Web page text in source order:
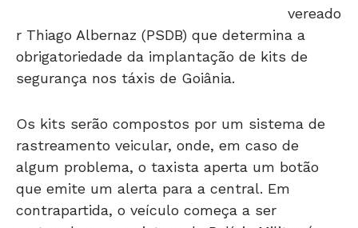
r Thiago Albernaz (PSDB) que determina a
obrigatoriedade da implantação de kits de
segurança nos táxis de Goiânia.
rastreamento veicular, onde, em caso de
algum problema, o taxista aperta um botão
que emite um alerta para a central. Em
contrapartida, o veículo começa a ser
rastreado e uma viatura da Polícia Militar é